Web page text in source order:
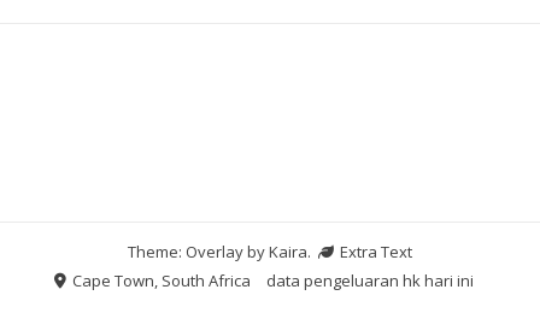
Theme: Overlay byKaira.
Extra Text
Cape Town, South Africa
data pengeluaran hk hari ini